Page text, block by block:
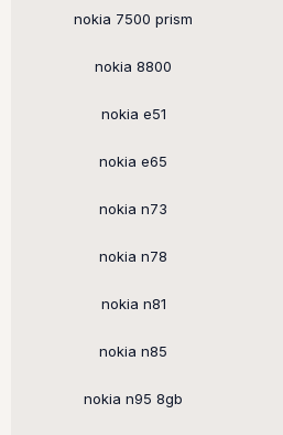
nokia 7500 prism
nokia 8800
nokia e51
nokia e65
nokia n73
nokia n78
nokia n81
nokia n85
nokia n95 8gb